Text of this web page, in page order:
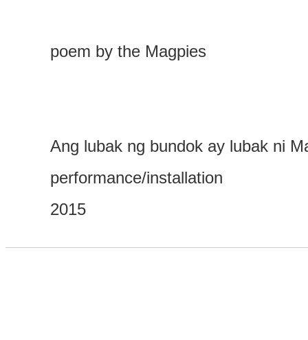
poem by the Magpies
Ang lubak ng bundok ay lubak ni
performance/installation
2015